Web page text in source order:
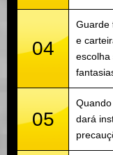
04
Guarde
e
escolha
05
dará